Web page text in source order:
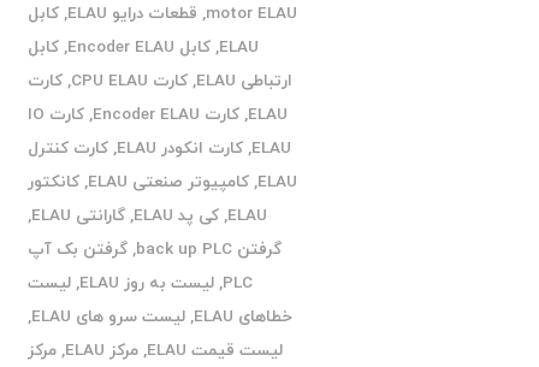
motor ELAU
, قطعات درایو ELAU ,کابل
ELAU
,کابل Encoder ELAU ,کابل
ارتباطی ELAU
,کارت CPU ELAU ,کارت
ELAU
,کارت Encoder ELAU ,
کارت IO
ELAU
,کارت انکودر ELAU ,کارت کنترل
ELAU
,کامپیوتر صنعتی ELAU ,کانکتور
ELAU
,کی پد ELAU ,گارانتی ELAU
,
گرفتن back up PLC
,گرفتن بک آپ
PLC
,لیست به روز ELAU ,لیست
خطاهای ELAU
,لیست سرو های ELAU
,
لیست قیمت ELAU
,مرکز ELAU ,مرکز